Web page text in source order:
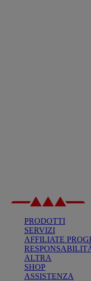
PRODOTTI
SERVIZI
AFFILIATE
ALTRA
SHOP
ASSISTENZA